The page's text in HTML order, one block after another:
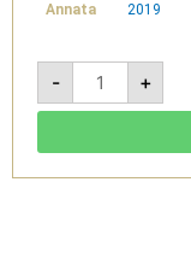
Annata
2019
-
S'Arai
2019
Magnum
3L
Nuraghi
+